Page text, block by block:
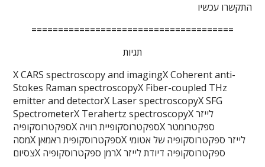
התקשרו עכשיו
======================================
תגיות
X CARS spectroscopy and imagingX Coherent anti-
Stokes Raman spectroscopyX Fiber-coupled THz
emitter and detectorX Laser spectroscopyX SFG
SpectrometerX Terahertz spectroscopyX לייזר
ספקטרוסקופיה
X ספקטרוסקופיית רוויהX ספקטרומטר
מסה
X ספקטרוסקופית ראמאןX לייזר ספקטרוסקופיה של אטומי
צסיום
X רמן ספקטרוסקופיה X ספקטרוסקופיה דיודת לייזר